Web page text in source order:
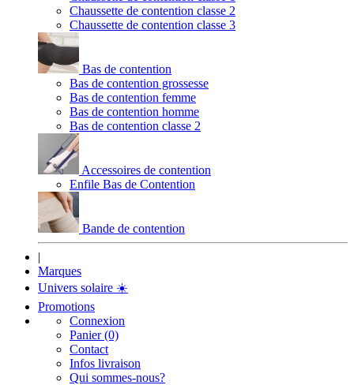
Chaussette de contention classe 2
Chaussette de contention classe 3
Bas de contention
Bas de contention grossesse
Bas de contention femme
Bas de contention homme
Bas de contention classe 2
Accessoires de contention
Enfile Bas de Contention
Bande de contention
|
Marques
Univers solaire ☀️
Promotions
Connexion
Panier (0)
Contact
Infos livraison
Qui sommes-nous?